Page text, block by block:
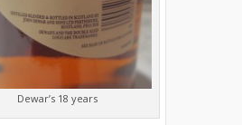
Dewar’s 18 years